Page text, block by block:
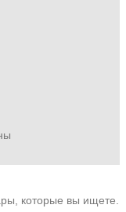
которые вы ищете.